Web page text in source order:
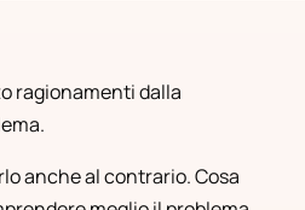
ragionamenti dalla
anche al contrario. Cosa